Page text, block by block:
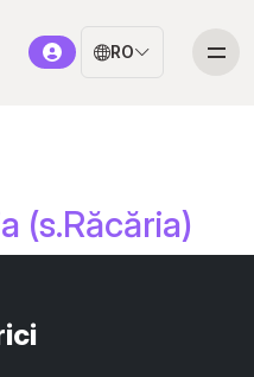
RO
(s.Răcăria)